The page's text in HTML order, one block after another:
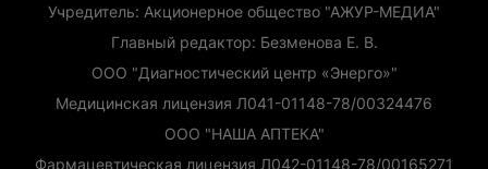
Учредитель: Акционерное общество "АЖУР-МЕДИА"
Главный редактор: Безменова Е. В.
ООО "Диагностический центр «Энерго»"
Медицинская лицензия Л041-01148-78/00324476
ООО "НАША АПТЕКА"
Фармацевтическая лицензия Л042-01148-78/00165271